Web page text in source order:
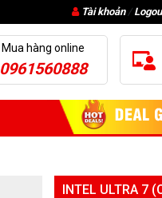
Tài khoản/
Mua hàng online
0961560888
INTEL ULTRA 7